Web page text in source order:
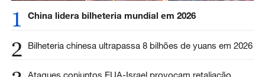
1 China lidera bilheteria mundial em 2026
2 Bilheteria chinesa ultrapassa 8 bilhões de yuans em 2026